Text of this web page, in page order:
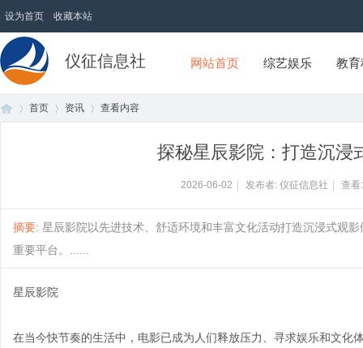
设为首页 收藏本站
仪征信息社 网站首页 综艺娱乐 教
首页 资讯 查看内容
探秘星辰影院：打造沉浸
2026-06-02 发布者: 仪征信息社 查
摘要: 星辰影院以先进技术、舒适环境和丰富文化活动打造沉浸式观
重要平台。......
星辰影院
在当今快节奏的生活中，电影已成为人们释放压力、寻求娱乐和文化